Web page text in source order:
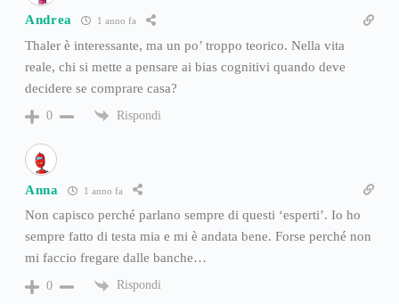
Andrea 1 anno fa
Thaler è interessante, ma un po’ troppo teorico. Nella vita
reale, chi si mette a pensare ai bias cognitivi quando deve
decidere se comprare casa?
0 Rispondi
Anna 1 anno fa
Non capisco perché parlano sempre di questi ‘esperti’. Io ho
sempre fatto di testa mia e mi è andata bene. Forse perché non
mi faccio fregare dalle banche…
0 Rispondi